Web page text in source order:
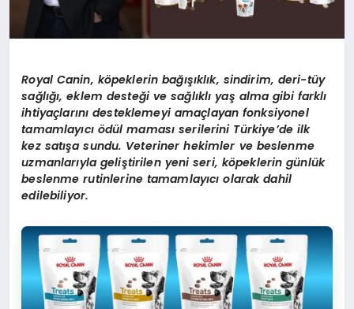
Royal Canin, köpeklerin bağışıklık, sindirim, deri-tüy
sağlığı, eklem desteği ve sağlıklı yaş alma gibi farklı
ihtiyaçlarını desteklemeyi amaçlayan fonksiyonel
tamamlayıcı ödül maması serilerini Türkiye’de ilk
kez satışa sundu. Veteriner hekimler ve beslenme
uzmanlarıyla geliştirilen yeni seri, köpeklerin günlük
beslenme rutinlerine tamamlayıcı olarak dahil
edilebiliyor.